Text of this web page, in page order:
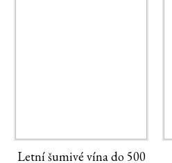
Letní šumivé vína do 500